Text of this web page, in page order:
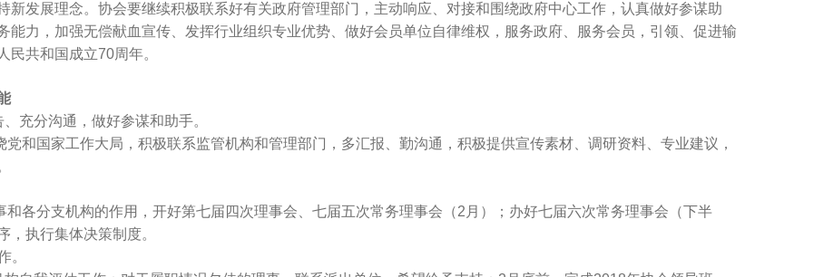
新发展理念。协会要继续积极联系好有关政府管理部门，主动响应、对接和围绕政府中心工作，认真做好参谋助
能力，加强无偿献血宣传、发挥行业组织专业优势、做好会员单位自律维权，服务政府、服务会员，引领、促进输
民共和国成立70周年。
充分沟通，做好参谋和助手。
国家工作大局，积极联系监管机构和管理部门，多汇报、勤沟通，积极提供宣传素材、调研资料、专业建议，
分支机构的作用，开好第七届四次理事会、七届五次常务理事会（2月）；办好七届六次常务理事会（下半
执行集体决策制度。
。